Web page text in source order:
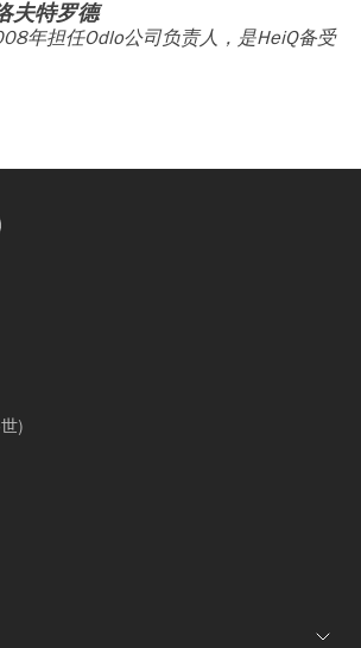
夫特罗德
年担任Odlo公司负责人，是HeiQ备受
)